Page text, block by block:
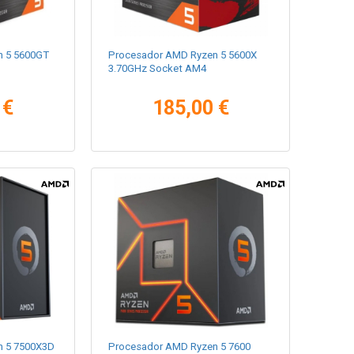
5 5600GT
Procesador AMD Ryzen 5 5600X
3.70GHz Socket AM4
185,00 €
5 7500X3D
Procesador AMD Ryzen 5 7600